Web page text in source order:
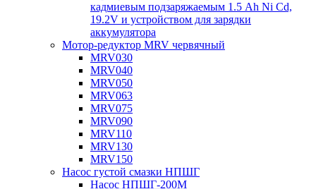
кадмиевым подзаряжаемым 1.5 Ah Ni Cd,
19.2V и устройством для зарядки
аккумулятора
Мотор-редуктор MRV червячный
MRV030
MRV040
MRV050
MRV063
MRV075
MRV090
MRV110
MRV130
MRV150
Насос густой смазки НПШГ
Насос НПШГ-200М